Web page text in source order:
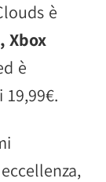
è
Xbox
è